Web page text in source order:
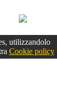
utilizzandolo
Cookie policy